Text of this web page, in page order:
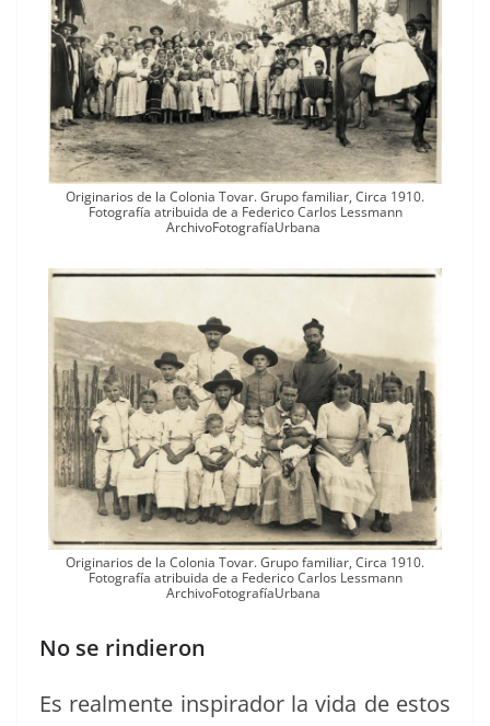
Orig­i­nar­ios de la Colo­nia Tovar. Grupo famil­iar, Cir­ca 1910.
Fotografía atribui­da de a Fed­eri­co Car­los Less­mann
ArchivoFotografíaUrbana
Orig­i­nar­ios de la Colo­nia Tovar. Grupo famil­iar, Cir­ca 1910.
Fotografía atribui­da de a Fed­eri­co Car­los Less­mann
ArchivoFotografíaUrbana
No se rindieron
Es real­mente inspi­rador la vida de estos